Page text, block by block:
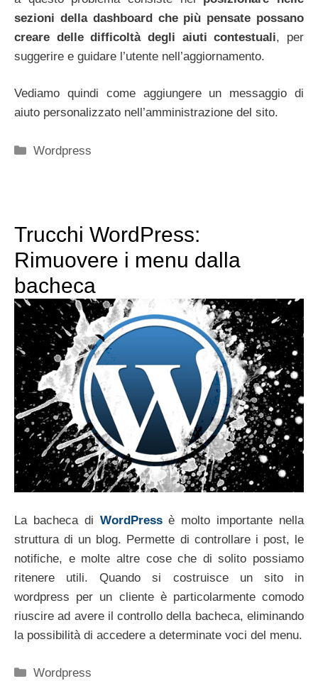
sezioni della dashboard che più pensate possano
creare delle difficoltà degli aiuti contestuali, per
suggerire e guidare l’utente nell’aggiornamento.
Vediamo quindi come aggiungere un messaggio di
aiuto personalizzato nell’amministrazione del sito.
Categorie
Wordpress
Trucchi WordPress:
Rimuovere i menu dalla
bacheca
La bacheca di WordPressè molto importante nella
struttura di un blog. Permette di controllare i post, le
notifiche, e molte altre cose che di solito possiamo
ritenere utili. Quando si costruisce un sito in
wordpress per un cliente è particolarmente comodo
riuscire ad avere il controllo della bacheca, eliminando
la possibilità di accedere a determinate voci del menu.
Categorie
Wordpress